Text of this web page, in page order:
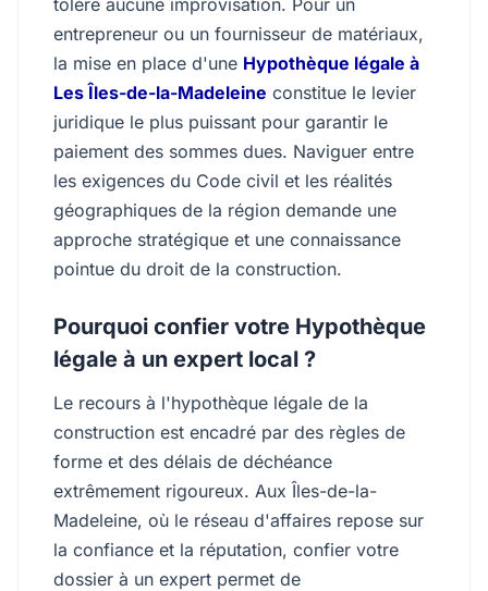
tolère aucune improvisation. Pour un
entrepreneur ou un fournisseur de matériaux,
la mise en place d'une Hypothèque légale à
Les Îles-de-la-Madeleine constitue le levier
juridique le plus puissant pour garantir le
paiement des sommes dues. Naviguer entre
les exigences du Code civil et les réalités
géographiques de la région demande une
approche stratégique et une connaissance
pointue du droit de la construction.
Pourquoi confier votre Hypothèque
légale à un expert local ?
Le recours à l'hypothèque légale de la
construction est encadré par des règles de
forme et des délais de déchéance
extrêmement rigoureux. Aux Îles-de-la-
Madeleine, où le réseau d'affaires repose sur
la confiance et la réputation, confier votre
dossier à un expert permet de